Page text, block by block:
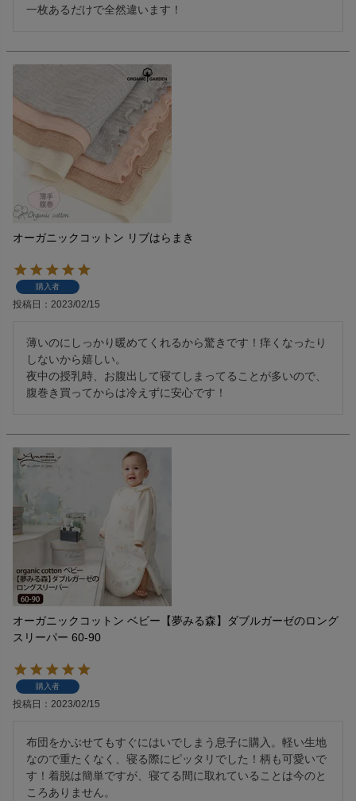
一枚あるだけで全然違います！
オーガニックコットン リブはらまき
購入者
投稿日 2023/02/15
薄いのにしっかり暖めてくれるから驚きです！痒くなったり
しないから嬉しい。
夜中の授乳時、お腹出して寝てしまってることが多いので、
腹巻き買ってからは冷えずに安心です！
オーガニックコットン ベビー【夢みる森】ダブルガーゼのロング
スリーパー 60-90
購入者
投稿日 2023/02/15
布団をかぶせてもすぐにはいでしまう息子に購入。軽い生地
なので重たくなく、寝る際にピッタリでした！柄も可愛いで
す！着脱は簡単ですが、寝てる間に取れていることは今のと
ころありません。